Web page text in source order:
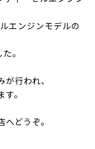
エンジンモデルの
。
行われ、
。
どうぞ。